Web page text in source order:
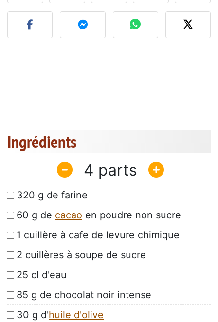
Publier votre photo de
Ingrédients
4
320 g de farine
60 g de cacao en poudre non sucre
1 cuillère à cafe de levure chimique
2 cuillères à soupe de sucre
25 cl d'eau
85 g de chocolat noir intense
30 g d'huile d'olive